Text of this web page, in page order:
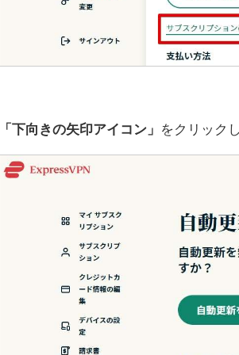
「下向きの矢印アイコン」 をクリック